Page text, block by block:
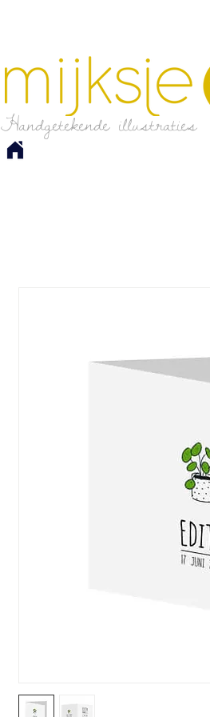
Handgetekende illustraties